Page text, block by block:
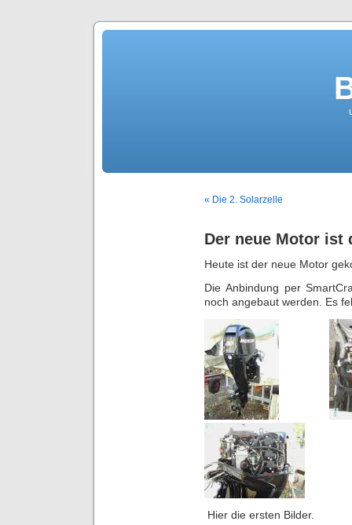
« Die 2. Solarzelle
Der neue Motor ist
Heute ist der neue Motor
Die Anbindung per
noch angebaut werden. Es
Hier die ersten Bilder.